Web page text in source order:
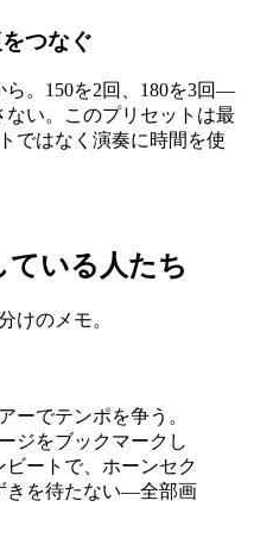
つなぐ
ら。150を2回、180を3回—
ない。このプリセットは最
ではなく演奏に時間を使
ている人たち
けのメモ。
ーでテンポを争う。
ジをブックマークし
ートで、ホーンセク
きを待たない—全部画